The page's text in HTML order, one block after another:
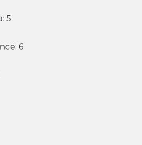
5
6